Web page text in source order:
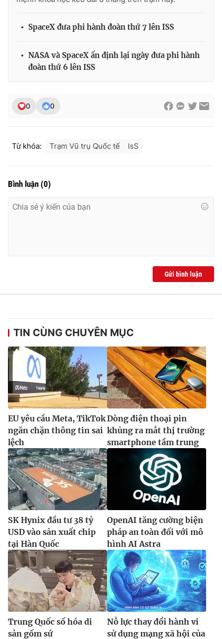
Ðiện thoại Thời báo VTV: 024.66 897 897
Liên hệ quảng cáo: 024-7300.7108
thuận bằng văn bản. Ghi rõ nguồn VTV.vn khi phát hành lại
SpaceX đưa phi hành đoàn thứ 7 lên ISS
NASA và SpaceX ấn định lại ngày đưa phi hành
đoàn thứ 6 lên ISS
0 0
Từ khóa: Trạm Vũ trụ Quốc tế IsS
Bình luận (0)
Gửi bình luận
TIN CÙNG CHUYÊN MỤC
EU yêu cầu Meta, TikTok
ngăn chặn thông tin sai
lệch
Dòng điện thoại pin
khủng ra mắt thị trường
smartphone tầm trung
SK Hynix đầu tư 38 tỷ
USD vào sản xuất chip
tại Hàn Quốc
OpenAI tăng cường biện
pháp an toàn đối với mô
hình AI Astra
Trung Quốc số hóa di
sản gốm sứ
Nỗ lực thay đổi hành vi
sử dụng mạng xã hội của